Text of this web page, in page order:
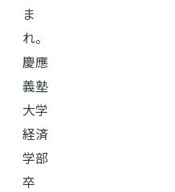
ま
れ。
慶應
義塾
大学
経済
学部
卒